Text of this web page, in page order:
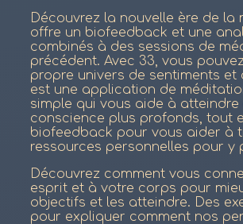
Découvrez la nouvelle ère de la
offre un biofeedback et une
combinés à des sessions de
précédent. Avec 33, vous
propre univers de sentiments et
est une application de
simple qui vous aide à
conscience plus profonds, tout
biofeedback pour vous aider à
ressources personnelles pour y
Découvrez comment vous
esprit et à votre corps pour
objectifs et les atteindre. Des
pour expliquer comment nos